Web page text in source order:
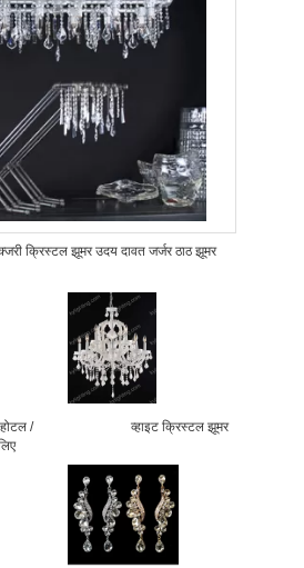
क्रिस्टल झूमर उदय दावत जर्जर ठाठ झूमर
/
व्हाइट क्रिस्टल झूमर